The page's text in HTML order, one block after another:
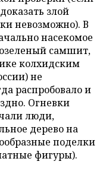
злой
невозможно). В
насекомое
самшит,
колхидским
не
распробовало и
Огневки
люди,
дерево на
поделки
фигуры).